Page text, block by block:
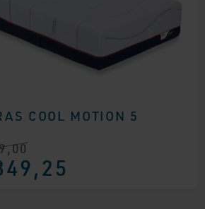
COOL MOTION 5